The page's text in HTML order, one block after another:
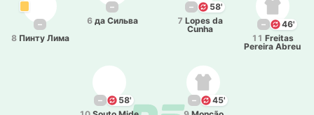
–
8 Пинту Лима
–
6 да Сильва –
46'
11 Freitas
Pereira Abreu
–
58'
7 Lopes da
Cunha
–
58'
–
45'